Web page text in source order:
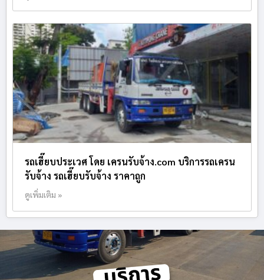
รถเฮี๊ยบประเวศ โดย เครนรับจ้าง.com บริการรถเครน
รับจ้าง รถเฮี๊ยบรับจ้าง ราคาถูก
ดูเพิ่มเติม »